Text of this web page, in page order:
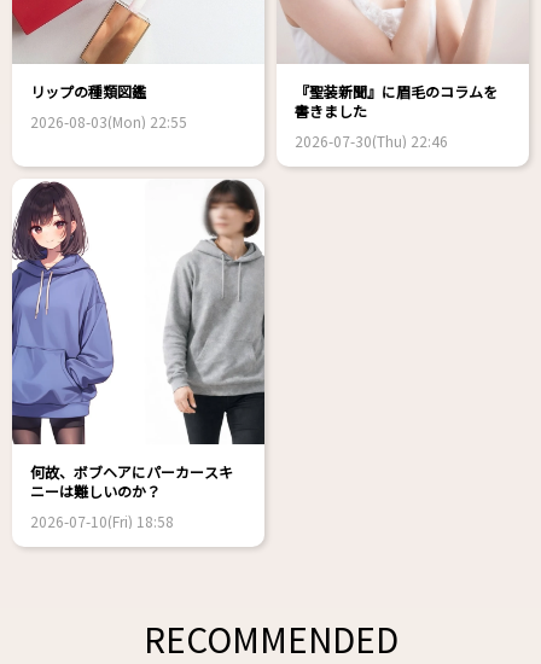
リップの種類図鑑
2026-08-03(Mon) 22:55
『聖装新聞』に眉毛のコラムを
書きました
2026-07-30(Thu) 22:46
何故、ボブヘアにパーカースキ
ニーは難しいのか？
2026-07-10(Fri) 18:58
RECOMMENDED